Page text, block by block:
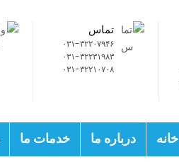
تماس
۰۳۱-۳۲۲۰۷۹۴۶
۰۳۱-۳۲۲۳۱۹۸۳
۰۳۱-۳۲۲۱۰۷۰۸
خانه درباره ما خدمات ما